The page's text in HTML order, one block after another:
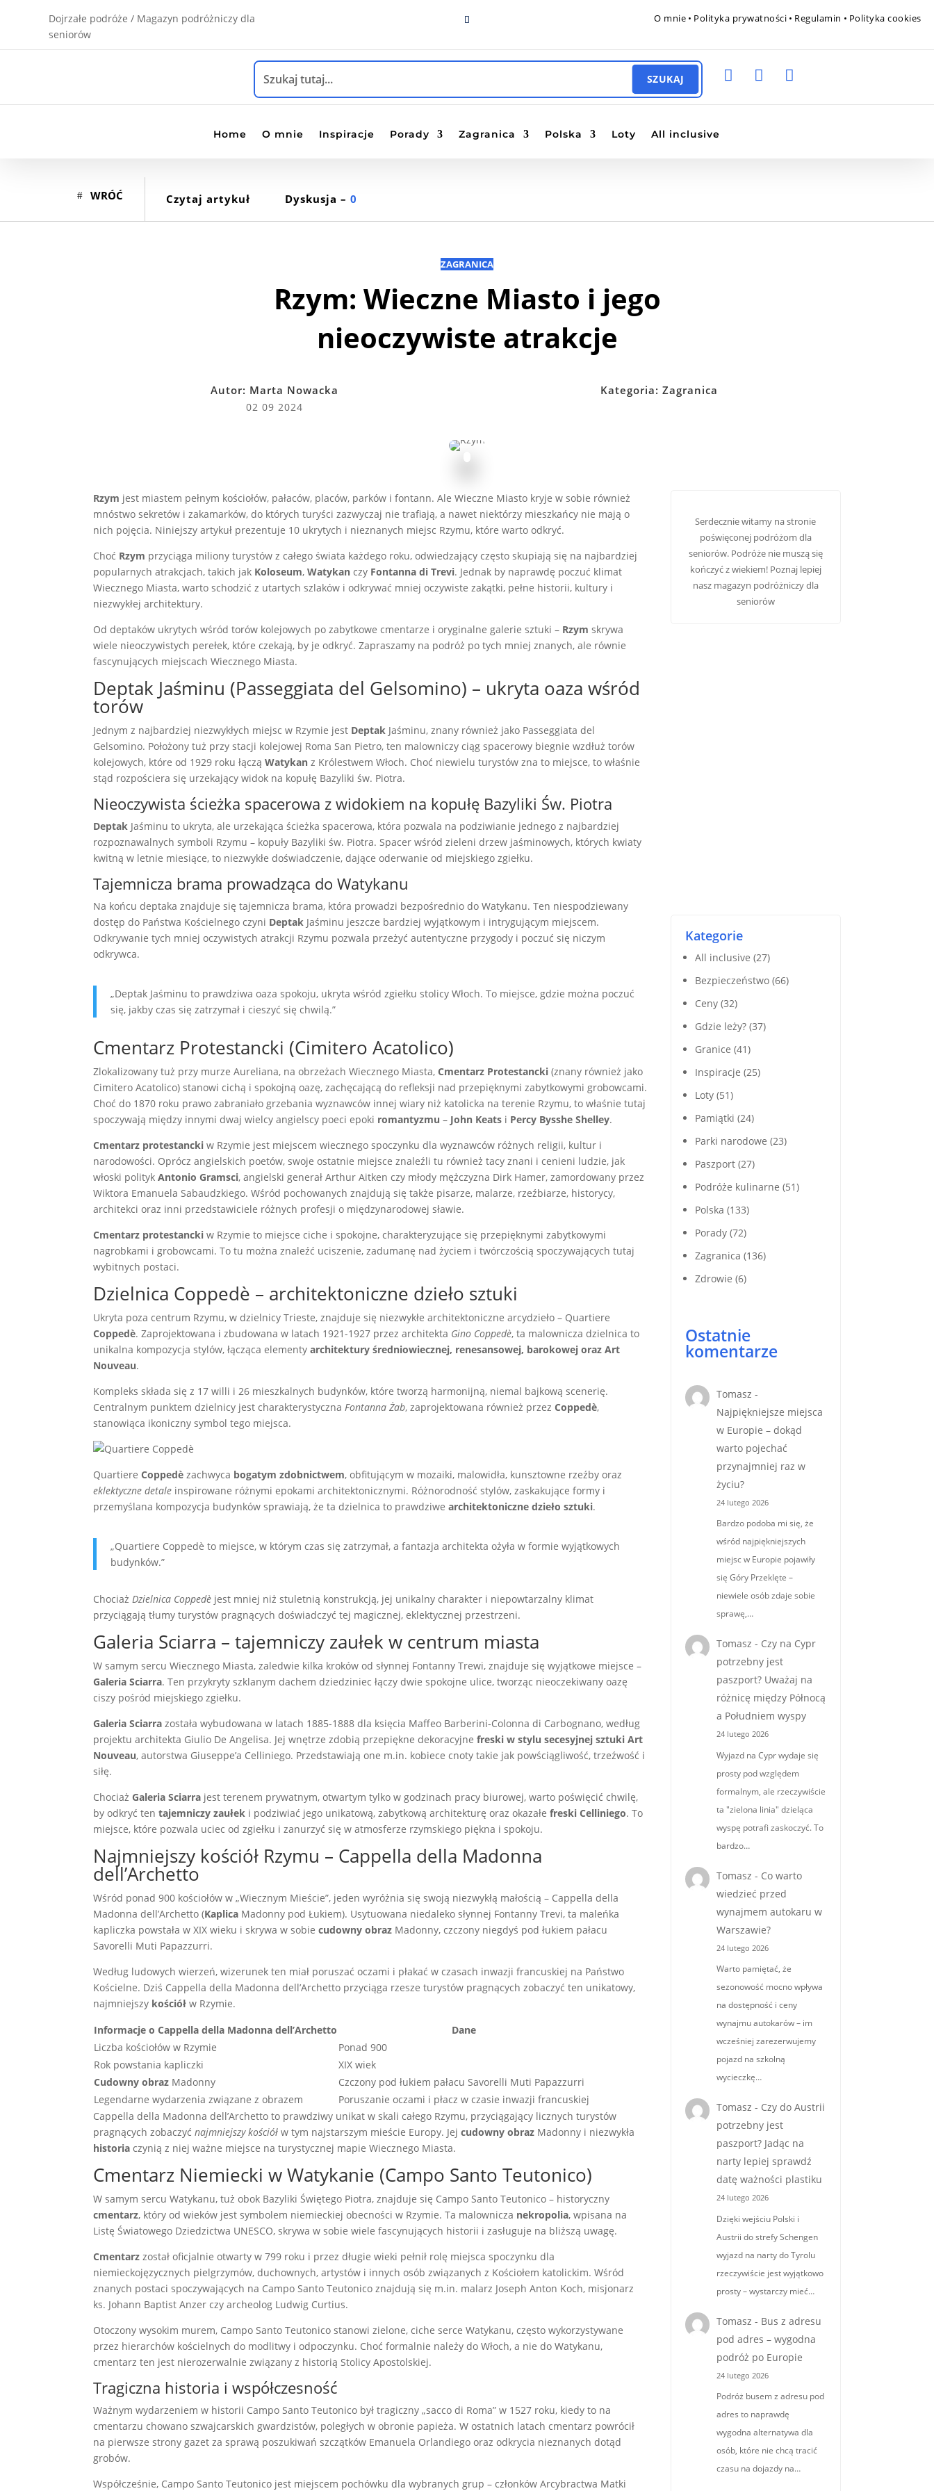
Dojrzałe podróże / Magazyn podróżniczy dla
seniorów
O mnie • Polityka prywatności • Regulamin • Polityka cookies
  
Home O mnie Inspiracje Porady Zagranica Polska Loty All inclusive
WRÓĆ Czytaj artykuł Dyskusja – 0
ZAGRANICA
Rzym: Wieczne Miasto i jego
nieoczywiste atrakcje
Autor: Marta Nowacka
02 09 2024
Kategoria:Zagranica
Rzym jest miastem pełnym kościołów, pałaców, placów, parków i fontann. Ale Wieczne Miasto kryje w sobie również
mnóstwo sekretów i zakamarków, do których turyści zazwyczaj nie trafiają, a nawet niektórzy mieszkańcy nie mają o
nich pojęcia. Niniejszy artykuł prezentuje 10 ukrytych i nieznanych miejsc Rzymu, które warto odkryć.
Choć Rzym przyciąga miliony turystów z całego świata każdego roku, odwiedzający często skupiają się na najbardziej
popularnych atrakcjach, takich jak Koloseum,Watykan czy Fontanna di Trevi. Jednak by naprawdę poczuć klimat
Wiecznego Miasta, warto schodzić z utartych szlaków i odkrywać mniej oczywiste zakątki, pełne historii, kultury i
niezwykłej architektury.
Od deptaków ukrytych wśród torów kolejowych po zabytkowe cmentarze i oryginalne galerie sztuki – Rzym skrywa
wiele nieoczywistych perełek, które czekają, by je odkryć. Zapraszamy na podróż po tych mniej znanych, ale równie
fascynujących miejscach Wiecznego Miasta.
Deptak Jaśminu (Passeggiata del Gelsomino) – ukryta oaza wśród
torów
Jednym z najbardziej niezwykłych miejsc w Rzymie jest Deptak Jaśminu, znany również jako Passeggiata del
Gelsomino. Położony tuż przy stacji kolejowej Roma San Pietro, ten malowniczy ciąg spacerowy biegnie wzdłuż torów
kolejowych, które od 1929 roku łącząWatykan z Królestwem Włoch. Choć niewielu turystów zna to miejsce, to właśnie
stąd rozpościera się urzekający widok na kopułę Bazyliki św. Piotra.
Nieoczywista ścieżka spacerowa z widokiem na kopułę Bazyliki Św. Piotra
Deptak Jaśminu to ukryta, ale urzekająca ścieżka spacerowa, która pozwala na podziwianie jednego z najbardziej
rozpoznawalnych symboli Rzymu – kopuły Bazyliki św. Piotra. Spacer wśród zieleni drzew jaśminowych, których kwiaty
kwitną w letnie miesiące, to niezwykłe doświadczenie, dające oderwanie od miejskiego zgiełku.
Tajemnicza brama prowadząca do Watykanu
Na końcu deptaka znajduje się tajemnicza brama, która prowadzi bezpośrednio do Watykanu. Ten niespodziewany
dostęp do Państwa Kościelnego czyni Deptak Jaśminu jeszcze bardziej wyjątkowym i intrygującym miejscem.
Odkrywanie tych mniej oczywistych atrakcji Rzymu pozwala przeżyć autentyczne przygody i poczuć się niczym
odkrywca.
„Deptak Jaśminu to prawdziwa oaza spokoju, ukryta wśród zgiełku stolicy Włoch. To miejsce, gdzie można poczuć
się, jakby czas się zatrzymał i cieszyć się chwilą.”
Cmentarz Protestancki (Cimitero Acatolico)
Zlokalizowany tuż przy murze Aureliana, na obrzeżach Wiecznego Miasta,Cmentarz Protestancki (znany również jako
Cimitero Acatolico) stanowi cichą i spokojną oazę, zachęcającą do refleksji nad przepięknymi zabytkowymi grobowcami.
Choć do 1870 roku prawo zabraniało grzebania wyznawców innej wiary niż katolicka na terenie Rzymu, to właśnie tutaj
spoczywają między innymi dwaj wielcy angielscy poeci epoki romantyzmu – John Keats i Percy Bysshe Shelley.
Cmentarz protestancki w Rzymie jest miejscem wiecznego spoczynku dla wyznawców różnych religii, kultur i
narodowości. Oprócz angielskich poetów, swoje ostatnie miejsce znaleźli tu również tacy znani i cenieni ludzie, jak
włoski politykAntonio Gramsci, angielski generał Arthur Aitken czy młody mężczyzna Dirk Hamer, zamordowany przez
Wiktora Emanuela Sabaudzkiego. Wśród pochowanych znajdują się także pisarze, malarze, rzeźbiarze, historycy,
architekci oraz inni przedstawiciele różnych profesji o międzynarodowej sławie.
Cmentarz protestancki w Rzymie to miejsce ciche i spokojne, charakteryzujące się przepięknymi zabytkowymi
nagrobkami i grobowcami. To tu można znaleźć uciszenie, zadumanę nad życiem i twórczością spoczywających tutaj
wybitnych postaci.
Dzielnica Coppedè – architektoniczne dzieło sztuki
Ukryta poza centrum Rzymu, w dzielnicy Trieste, znajduje się niezwykłe architektoniczne arcydzieło – Quartiere
Coppedè. Zaprojektowana i zbudowana w latach 1921-1927 przez architekta Gino Coppedè, ta malownicza dzielnica to
unikalna kompozycja stylów, łącząca elementyarchitektury średniowiecznej, renesansowej, barokowej oraz Art
Nouveau.
Kompleks składa się z 17 willi i 26 mieszkalnych budynków, które tworzą harmonijną, niemal bajkową scenerię.
Centralnym punktem dzielnicy jest charakterystycznaFontanna Żab, zaprojektowana również przezCoppedè,
stanowiąca ikoniczny symbol tego miejsca.
QuartiereCoppedè zachwyca bogatym zdobnictwem, obfitującym w mozaiki, malowidła, kunsztowne rzeźby oraz
eklektyczne detale inspirowane różnymi epokami architektonicznymi. Różnorodność stylów, zaskakujące formy i
przemyślana kompozycja budynków sprawiają, że ta dzielnica to prawdziwearchitektoniczne dzieło sztuki.
„Quartiere Coppedè to miejsce, w którym czas się zatrzymał, a fantazja architekta ożyła w formie wyjątkowych
budynków.”
ChociażDzielnica Coppedè jest mniej niż stuletnią konstrukcją, jej unikalny charakter i niepowtarzalny klimat
przyciągają tłumy turystów pragnących doświadczyć tej magicznej, eklektycznej przestrzeni.
Galeria Sciarra – tajemniczy zaułek w centrum miasta
W samym sercu Wiecznego Miasta, zaledwie kilka kroków od słynnej Fontanny Trewi, znajduje się wyjątkowe miejsce –
Galeria Sciarra. Ten przykryty szklanym dachem dziedziniec łączy dwie spokojne ulice, tworząc nieoczekiwany oazę
ciszy pośród miejskiego zgiełku.
Galeria Sciarra została wybudowana w latach 1885-1888 dla księcia Maffeo Barberini-Colonna di Carbognano, według
projektu architekta Giulio De Angelisa. Jej wnętrze zdobią przepiękne dekoracyjnefreski w stylu secesyjnej sztuki Art
Nouveau, autorstwa Giuseppe’a Celliniego. Przedstawiają one m.in. kobiece cnoty takie jak powściągliwość, trzeźwość i
siłę.
ChociażGaleria Sciarra jest terenem prywatnym, otwartym tylko w godzinach pracy biurowej, warto poświęcić chwilę,
by odkryć tentajemniczy zaułek i podziwiać jego unikatową, zabytkową architekturę oraz okazałefreski Celliniego. To
miejsce, które pozwala uciec od zgiełku i zanurzyć się w atmosferze rzymskiego piękna i spokoju.
Najmniejszy kościół Rzymu – Cappella della Madonna
dell’Archetto
Wśród ponad 900 kościołów w „Wiecznym Mieście”, jeden wyróżnia się swoją niezwykłą małością – Cappella della
Madonna dell’Archetto (Kaplica Madonny pod Łukiem). Usytuowana niedaleko słynnej Fontanny Trevi, ta maleńka
kapliczka powstała w XIX wieku i skrywa w sobiecudowny obraz Madonny, czczony niegdyś pod łukiem pałacu
Savorelli Muti Papazzurri.
Według ludowych wierzeń, wizerunek ten miał poruszać oczami i płakać w czasach inwazji francuskiej na Państwo
Kościelne. Dziś Cappella della Madonna dell’Archetto przyciąga rzesze turystów pragnących zobaczyć ten unikatowy,
najmniejszy kościół w Rzymie.
Informacje o Cappella della Madonna dell’Archetto
Dane
Liczba kościołów w Rzymie
Ponad 900
Rok powstania kapliczki
XIX wiek
Cudowny obraz Madonny
Czczony pod łukiem pałacu Savorelli Muti Papazzurri
Legendarne wydarzenia związane z obrazem
Poruszanie oczami i płacz w czasie inwazji francuskiej
Cappella della Madonna dell’Archetto to prawdziwy unikat w skali całego Rzymu, przyciągający licznych turystów
pragnących zobaczyćnajmniejszy kościół w tym najstarszym mieście Europy. Jejcudowny obraz Madonny i niezwykła
historia czynią z niej ważne miejsce na turystycznej mapie Wiecznego Miasta.
Cmentarz Niemiecki w Watykanie (Campo Santo Teutonico)
W samym sercu Watykanu, tuż obok Bazyliki Świętego Piotra, znajduje się Campo Santo Teutonico – historyczny
cmentarz, który od wieków jest symbolem niemieckiej obecności w Rzymie. Ta malownicza nekropolia, wpisana na
Listę Światowego Dziedzictwa UNESCO, skrywa w sobie wiele fascynujących historii i zasługuje na bliższą uwagę.
Cmentarz został oficjalnie otwarty w 799 roku i przez długie wieki pełnił rolę miejsca spoczynku dla
niemieckojęzycznych pielgrzymów, duchownych, artystów i innych osób związanych z Kościołem katolickim. Wśród
znanych postaci spoczywających na Campo Santo Teutonico znajdują się m.in. malarz Joseph Anton Koch, misjonarz
ks. Johann Baptist Anzer czy archeolog Ludwig Curtius.
Otoczony wysokim murem, Campo Santo Teutonico stanowi zielone, ciche serce Watykanu, często wykorzystywane
przez hierarchów kościelnych do modlitwy i odpoczynku. Choć formalnie należy do Włoch, a nie do Watykanu,
cmentarz ten jest nierozerwalnie związany z historią Stolicy Apostolskiej.
Tragiczna historia i współczesność
Ważnym wydarzeniem w historii Campo Santo Teutonico był tragiczny „sacco di Roma” w 1527 roku, kiedy to na
cmentarzu chowano szwajcarskich gwardzistów, poległych w obronie papieża. W ostatnich latach cmentarz powrócił
na pierwsze strony gazet za sprawą poszukiwań szczątków Emanuela Orlandiego oraz odkrycia nieznanych dotąd
grobów.
Współcześnie, Campo Santo Teutonico jest miejscem pochówku dla wybranych grup – członków Arcybractwa Matki
Serdecznie witamy na stronie
poświęconej podróżom dla
seniorów. Podróże nie muszą się
kończyć z wiekiem! Poznaj lepiej
nasz magazyn podróżniczy dla
seniorów
Kategorie
All inclusive (27)
Bezpieczeństwo(66)
Ceny(32)
Gdzie leży?(37)
Granice (41)
Inspiracje (25)
Loty(51)
Pamiątki (24)
Parki narodowe (23)
Paszport(27)
Podróże kulinarne (51)
Polska (133)
Porady(72)
Zagranica (136)
Zdrowie (6)
Ostatnie
komentarze
Tomasz -
Najpiękniejsze miejsca
w Europie – dokąd
warto pojechać
przynajmniej raz w
życiu?
24 lutego 2026
Bardzo podoba mi się, że
wśród najpiękniejszych
miejsc w Europie pojawiły
się Góry Przeklęte –
niewiele osób zdaje sobie
sprawę,…
Tomasz - Czy na Cypr
potrzebny jest
paszport? Uważaj na
różnicę między Północą
a Południem wyspy
24 lutego 2026
Wyjazd na Cypr wydaje się
prosty pod względem
formalnym, ale rzeczywiście
ta "zielona linia" dzieląca
wyspę potrafi zaskoczyć. To
bardzo…
Tomasz - Co warto
wiedzieć przed
wynajmem autokaru w
Warszawie?
24 lutego 2026
Warto pamiętać, że
sezonowość mocno wpływa
na dostępność i ceny
wynajmu autokarów – im
wcześniej zarezerwujemy
pojazd na szkolną
wycieczkę…
Tomasz - Czy do Austrii
potrzebny jest
paszport? Jadąc na
narty lepiej sprawdź
datę ważności plastiku
24 lutego 2026
Dzięki wejściu Polski i
Austrii do strefy Schengen
wyjazd na narty do Tyrolu
rzeczywiście jest wyjątkowo
prosty – wystarczy mieć…
Tomasz - Bus z adresu
pod adres – wygodna
podróż po Europie
24 lutego 2026
Podróż busem z adresu pod
adres to naprawdę
wygodna alternatywa dla
osób, które nie chcą tracić
czasu na dojazdy na…